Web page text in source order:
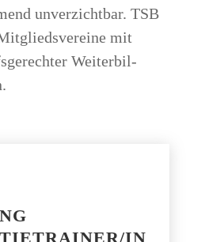
unver­zicht­bar. TSB
mit
Wei­ter­bil­
.
IN